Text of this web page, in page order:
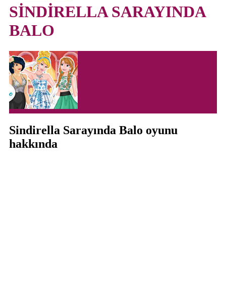
SİNDİRELLA SARAYINDA
BALO
Sindirella Sarayında Balo oyunu
hakkında